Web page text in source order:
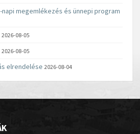
megemlékezés és ünnepi program
2026-08-05
2026-08-05
elrendelése 2026-08-04